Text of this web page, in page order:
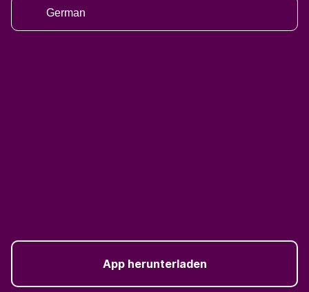
German
App herunterladen